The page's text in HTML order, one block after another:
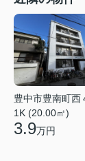
豊中市豊南町西
1K (20.00㎡)
3.9万円